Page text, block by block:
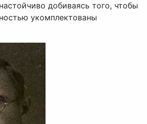
добиваясь того, чтобы
укомплектованы